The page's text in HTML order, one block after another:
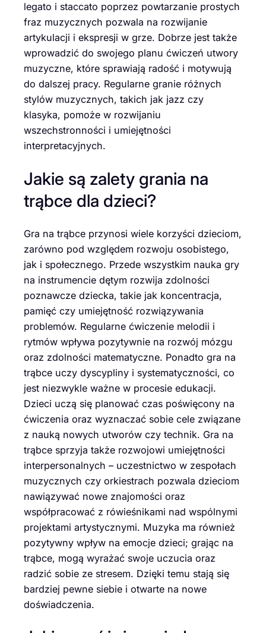
legato i staccato poprzez powtarzanie prostych
fraz muzycznych pozwala na rozwijanie
artykulacji i ekspresji w grze. Dobrze jest także
wprowadzić do swojego planu ćwiczeń utwory
muzyczne, które sprawiają radość i motywują
do dalszej pracy. Regularne granie różnych
stylów muzycznych, takich jak jazz czy
klasyka, pomoże w rozwijaniu
wszechstronności i umiejętności
interpretacyjnych.
Jakie są zalety grania na
trąbce dla dzieci?
Gra na trąbce przynosi wiele korzyści dzieciom,
zarówno pod względem rozwoju osobistego,
jak i społecznego. Przede wszystkim nauka gry
na instrumencie dętym rozwija zdolności
poznawcze dziecka, takie jak koncentracja,
pamięć czy umiejętność rozwiązywania
problemów. Regularne ćwiczenie melodii i
rytmów wpływa pozytywnie na rozwój mózgu
oraz zdolności matematyczne. Ponadto gra na
trąbce uczy dyscypliny i systematyczności, co
jest niezwykle ważne w procesie edukacji.
Dzieci uczą się planować czas poświęcony na
ćwiczenia oraz wyznaczać sobie cele związane
z nauką nowych utworów czy technik. Gra na
trąbce sprzyja także rozwojowi umiejętności
interpersonalnych – uczestnictwo w zespołach
muzycznych czy orkiestrach pozwala dzieciom
nawiązywać nowe znajomości oraz
współpracować z rówieśnikami nad wspólnymi
projektami artystycznymi. Muzyka ma również
pozytywny wpływ na emocje dzieci; grając na
trąbce, mogą wyrażać swoje uczucia oraz
radzić sobie ze stresem. Dzięki temu stają się
bardziej pewne siebie i otwarte na nowe
doświadczenia.